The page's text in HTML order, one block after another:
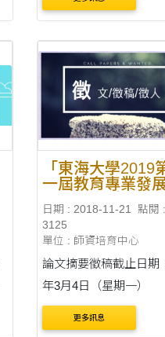
部補助之「108年度第1
請，截止日為108年2月
(星期二)。詳情及申請
見附檔。 歡....
「東海大學2019
一屆教育專業發
基本教育：有效學
與適性輔導」研討
徵稿
日期 : 2018-11-21
點閱 :
3125
單位 : 師資培育中心
論文摘要徵稿截止日期
年3月4日（星期一）
更多訊息